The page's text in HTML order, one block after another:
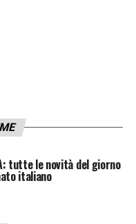
tutte le novità del giorno
italiano